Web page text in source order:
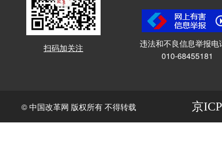
扫码加关注
违法和不良信息举报电
010-68455181
© 中国改革网 版权所有 不得转载 京